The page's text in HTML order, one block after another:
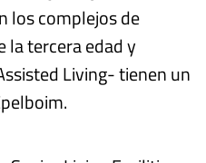
los complejos de
la tercera edad y
Living- tienen un